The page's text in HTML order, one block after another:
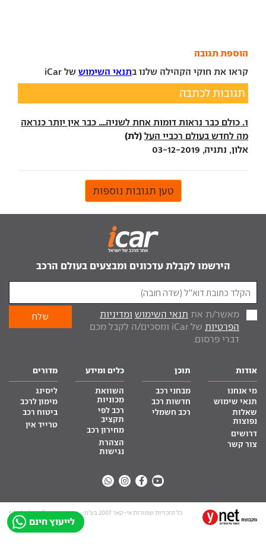
הוספת תגובה
קראו את חוקי הקהילה שלנו בתנאי השימוש של iCar
תגובות לכתבה
1. כולם כבר נראות דומות אחת לשניה.... כבר אין יותר כנראה
מה לחדש בעולם רכביי העל (לת)
אלון, נתניה, 03-12-2019
טען תגובות נוספות
לייעוץ חינם
הירשמו לקבלת עדכונים ומבצעים בעולם הרכב
מאשר/ת את תנאי השימוש ומדיניות
הפרטיות
של iCar ומסכים/ה לקבל מכם
דברי פרסום.
אודות
מי אנחנו
תנאי שימוש
שאלות
נפוצות
דרושים
צור קשר
תוכן
מבחני רכב
חדשות רכב
רכב חשמלי
כלים ומידע
השוואת
מכוניות
רכב לפי
תקציב
מחירון רכב
הצהרת
נגישות
מדורים
ליסינג
מימון לרכב
ביטוח רכב
טרייד אין
כל הזכויות שמורות אי-קאר 2007 בע”מ site by tq.soft